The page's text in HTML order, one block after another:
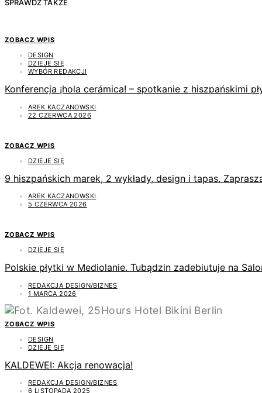
SPRAWDŹ TAKŻE
ZOBACZ WPIS
DESIGN
DZIEJE SIĘ
WYBÓR REDAKCJI
Konferencja ¡hola cerámica! – spotkanie z hiszpańskimi
AREK KACZANOWSKI
22 CZERWCA 2026
ZOBACZ WPIS
DZIEJE SIĘ
9 hiszpańskich marek, 2 wykłady, design i tapas.
AREK KACZANOWSKI
5 CZERWCA 2026
ZOBACZ WPIS
DZIEJE SIĘ
Polskie płytki w Mediolanie. Tubądzin zadebiutuje na
REDAKCJA DESIGN/BIZNES
1 MARCA 2026
ZOBACZ WPIS
DESIGN
DZIEJE SIĘ
KALDEWEI: Akcja renowacja!
REDAKCJA DESIGN/BIZNES
6 LISTOPADA 2025